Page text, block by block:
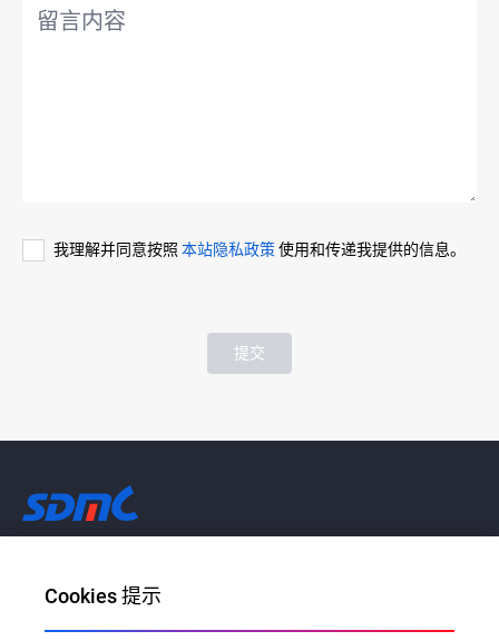
我理解并同意按照 本站隐私政策使用和传递我提供的信息。
提交
邮件地址：info@sdmctech.com
Cookies 提示